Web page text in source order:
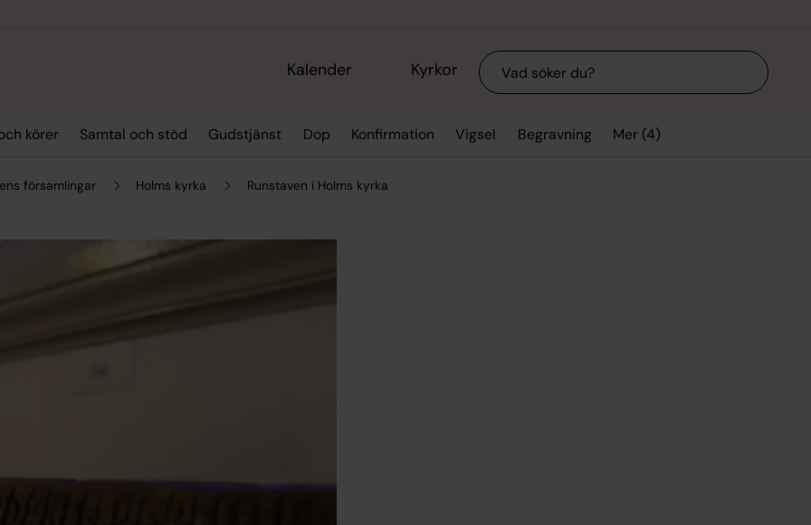
Kalender Kyrkor Sök
körer Samtal och stöd Gudstjänst Dop Konfirmation Vigsel Begravning Mer (4)
församlingar Holms kyrka Runstaven i Holms kyrka